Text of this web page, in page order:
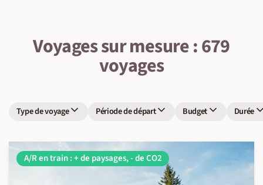
Voyages sur mesure : 679
voyages
Type de voyage Période de départ Budget Durée
A/R en train : + de paysages, - de CO2